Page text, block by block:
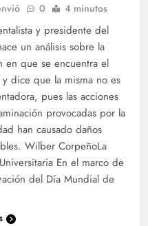
0 4 minutos
y presidente del
un análisis sobre la
en que se encuentra el
y dice que la misma no es
pues las acciones
provocadas por la
han causado daños
Wilber CorpeñoLa
En el marco de
del Día Mundial de